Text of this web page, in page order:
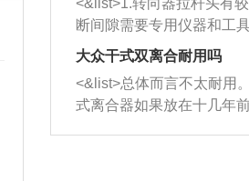
放在燃油箱中，与燃油混
动时，就可以和汽油一起
室，最后形成废气排出，
催化器得到清洗，排气管
能够得到解决。
向。
活塞间隙过大：积碳会使
的间隙扩大，导致机油流
造成烧机油。<&list>3、机
机油粘度过小的话，同样
象，机油粘度过小具有很
<&list>1.转向器拉杆头有
断间隙需要专用仪器和工
无法制作，需要将车辆送
店；<&list>2.车辆半轴套管
裂，破裂后会出现漏油现
损严重，磨损的半轴容易
响；<&list>3.稳定器的转
大众干式双离合耐用吗
<&list>总体而言不太耐用
式离合器如果放在十几年